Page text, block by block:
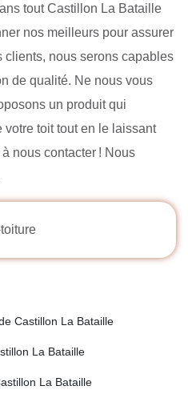
tout Castillon La Bataille
nos meilleurs pour assurer
clients, nous serons capables
de qualité. Ne nous vous
un produit qui
votre toit tout en le laissant
nous contacter ! Nous
Castillon La Bataille
La Bataille
La Bataille